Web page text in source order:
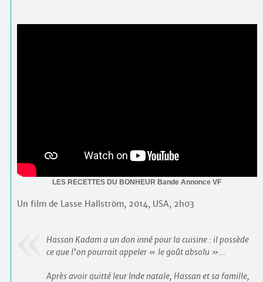
LES RECETTES DU BONHEUR Bande Annonce VF
Un film de Lasse Hallström, 2014, USA, 2h03
Hassan Kadam a un don inné pour la cuisine : il possède
ce que l’on pourrait appeler « le goût absolu »…
Après avoir quitté leur Inde natale, Hassan et sa famille,